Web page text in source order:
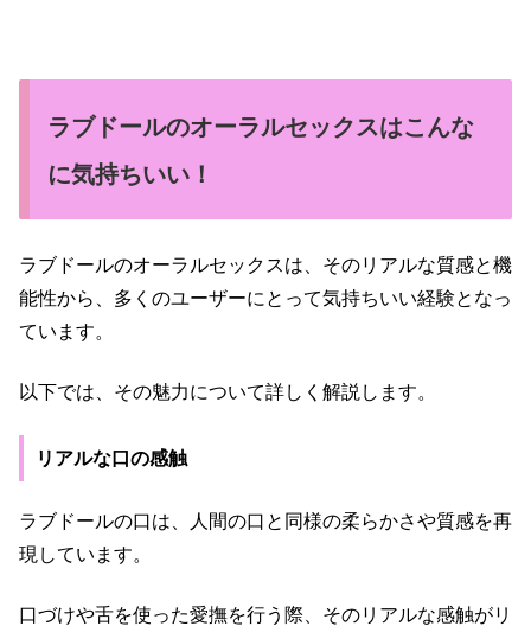
ラブドールのオーラルセックスはこんな
に気持ちいい！
ラブドールのオーラルセックスは、そのリアルな質感と機
能性から、多くのユーザーにとって気持ちいい経験となっ
ています。
以下では、その魅力について詳しく解説します。
リアルな口の感触
ラブドールの口は、人間の口と同様の柔らかさや質感を再
現しています。
口づけや舌を使った愛撫を行う際、そのリアルな感触がリ